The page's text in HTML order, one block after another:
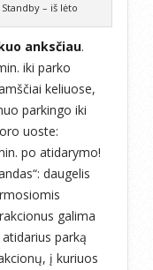
– iš lėto
anksčiau.
iki parko
keliuose,
parkingo iki
uoste:
po atidarymo!
daugelis
galima
parką
į kuriuos